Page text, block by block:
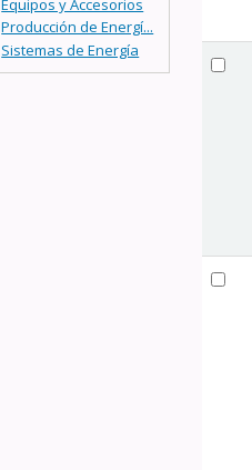
Equipos y Accesorios
Producción de Energí...
Sistemas de Energía